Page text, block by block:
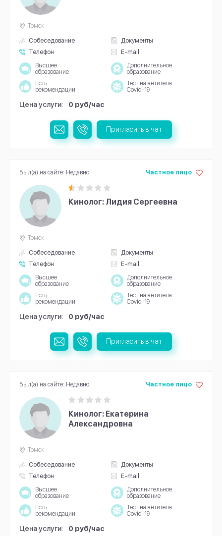
Собеседование
Документы
Телефон
E-mail
Томск
Высшее
образование
Дополнительное
образование
Есть
рекомендации
Тест на антитела
Covid-19
Цена услуги: 0 руб/час
Пригласить в чат
Кинолог: Лидия Сергеевна
Собеседование
Документы
Телефон
E-mail
Частное лицо
Томск
Высшее
образование
Дополнительное
образование
Есть
рекомендации
Тест на антитела
Covid-19
Цена услуги: 0 руб/час
Был(а) на сайте: Недавно
Пригласить в чат
Кинолог: Екатерина
Александровна
Собеседование
Документы
Телефон
E-mail
Частное лицо
Томск
Высшее
образование
Дополнительное
образование
Есть
рекомендации
Тест на антитела
Covid-19
Цена услуги: 0 руб/час
Был(а) на сайте: Недавно